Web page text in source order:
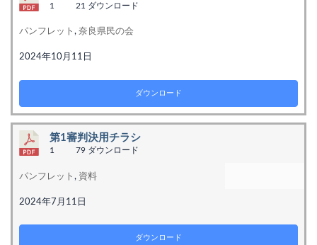
1 21 ダウンロード
パンフレット,奈良県民の会
2024年10月11日
ダウンロード
第1審判決用チラシ
1 79 ダウンロード
パンフレット, 資料
2024年7月11日
ダウンロード